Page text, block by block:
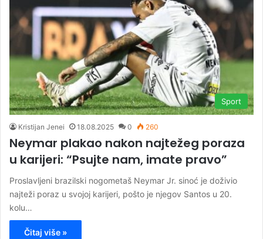
Sport
Kristijan Jenei 18.08.2025 0 260
Neymar plakao nakon najtežeg poraza
u karijeri: “Psujte nam, imate pravo”
Proslavljeni brazilski nogometaš Neymar Jr. sinoć je doživio
najteži poraz u svojoj karijeri, pošto je njegov Santos u 20.
kolu…
Čitaj više »